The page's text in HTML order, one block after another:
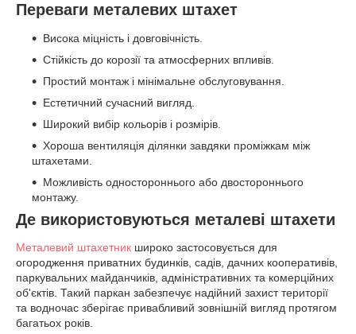
Переваги металевих штахет
Висока міцність і довговічність.
Стійкість до корозії та атмосферних впливів.
Простий монтаж і мінімальне обслуговування.
Естетичний сучасний вигляд.
Широкий вибір кольорів і розмірів.
Хороша вентиляція ділянки завдяки проміжкам між
штахетами.
Можливість одностороннього або двостороннього
монтажу.
Де використовуються металеві штахети
Металевий штахетник широко застосовується для
огородження приватних будинків, садів, дачних кооперативів,
паркувальних майданчиків, адміністративних та комерційних
об'єктів. Такий паркан забезпечує надійний захист території
та водночас зберігає привабливий зовнішній вигляд протягом
багатьох років.